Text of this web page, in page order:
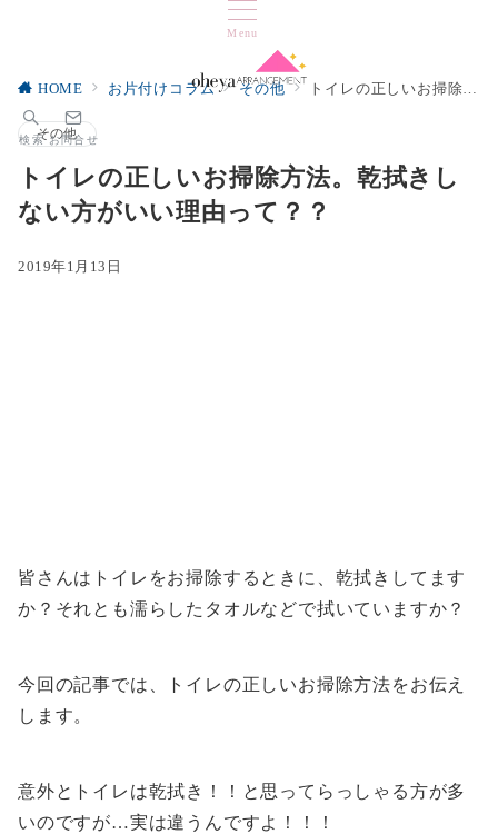
Menu
検索 お問合せ
HOME お片付けコラム その他 トイレの正しいお掃除方法。乾拭きしない方がいい理由って？？
その他
トイレの正しいお掃除方法。乾拭きし
ない方がいい理由って？？
2019年1月13日
皆さんはトイレをお掃除するときに、乾拭きしてます
か？それとも濡らしたタオルなどで拭いていますか？
今回の記事では、トイレの正しいお掃除方法をお伝え
します。
意外とトイレは乾拭き！！と思ってらっしゃる方が多
いのですが…実は違うんですよ！！！